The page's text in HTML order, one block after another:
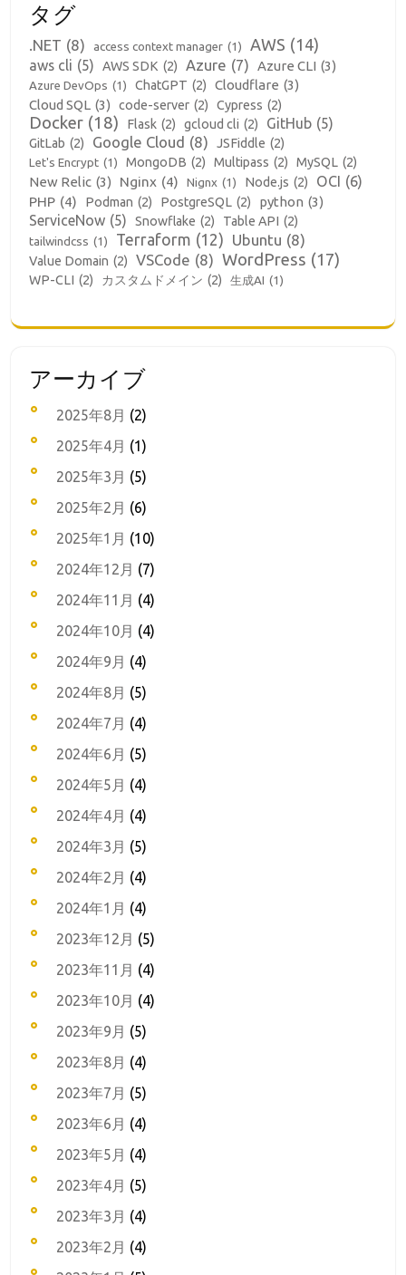
タグ
.NET (8) access context manager (1) AWS (14)
aws cli (5) AWS SDK (2) Azure (7) Azure CLI (3)
Azure DevOps (1) ChatGPT (2) Cloudflare (3)
Cloud SQL (3) code-server (2) Cypress (2)
Docker (18) Flask (2) gcloud cli (2) GitHub (5)
GitLab (2) Google Cloud (8) JSFiddle (2)
Let's Encrypt (1) MongoDB (2) Multipass (2) MySQL (2)
New Relic (3) Nginx (4) Nignx (1) Node.js (2) OCI (6)
PHP (4) Podman (2) PostgreSQL (2) python (3)
ServiceNow (5) Snowflake (2) Table API (2)
tailwindcss (1) Terraform (12) Ubuntu (8)
Value Domain (2) VSCode (8) WordPress (17)
WP-CLI (2) カスタムドメイン (2) 生成AI (1)
アーカイブ
2025年8月 (2)
2025年4月 (1)
2025年3月 (5)
2025年2月 (6)
2025年1月 (10)
2024年12月 (7)
2024年11月 (4)
2024年10月 (4)
2024年9月 (4)
2024年8月 (5)
2024年7月 (4)
2024年6月 (5)
2024年5月 (4)
2024年4月 (4)
2024年3月 (5)
2024年2月 (4)
2024年1月 (4)
2023年12月 (5)
2023年11月 (4)
2023年10月 (4)
2023年9月 (5)
2023年8月 (4)
2023年7月 (5)
2023年6月 (4)
2023年5月 (4)
2023年4月 (5)
2023年3月 (4)
2023年2月 (4)